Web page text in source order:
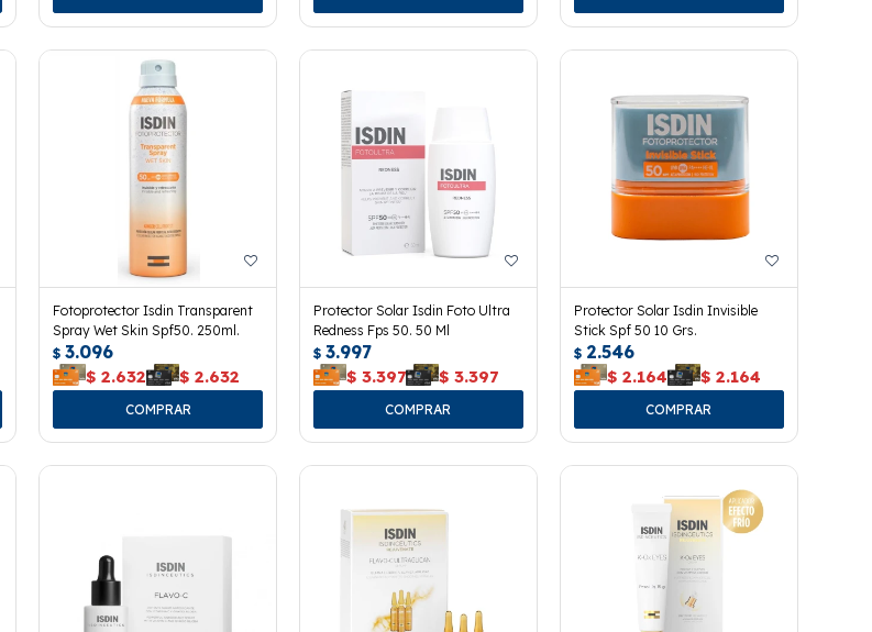
Fotoprotector Isdin Transparent
Spray Wet Skin Spf50. 250ml.
$ 3.096
$ 2.632 $ 2.632
Protector Solar Isdin Foto Ultra
Redness Fps 50. 50 Ml
$ 3.997
$ 3.397 $ 3.397
Protector Solar Isdin Invisible
Stick Spf 50 10 Grs.
$ 2.546
$ 2.164 $ 2.164